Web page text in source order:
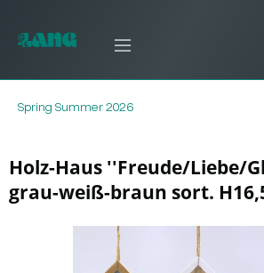
Spring Summer 2026
Holz-Haus ''Freude/Liebe/
grau-weiß-braun sort.